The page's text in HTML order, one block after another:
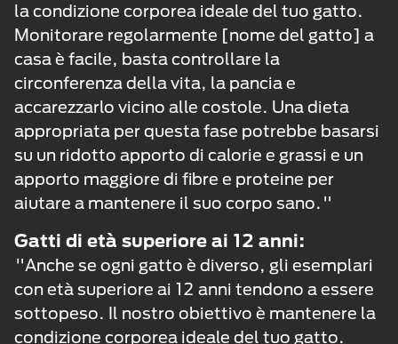
la condizione corporea ideale del tuo gatto.
Monitorare regolarmente [nome del gatto] a
casa è facile, basta controllare la
circonferenza della vita, la pancia e
accarezzarlo vicino alle costole. Una dieta
appropriata per questa fase potrebbe basarsi
su un ridotto apporto di calorie e grassi e un
apporto maggiore di fibre e proteine per
aiutare a mantenere il suo corpo sano."
Gatti di età superiore ai 12 anni:
"Anche se ogni gatto è diverso, gli esemplari
con età superiore ai 12 anni tendono a essere
sottopeso. Il nostro obiettivo è mantenere la
condizione corporea ideale del tuo gatto.